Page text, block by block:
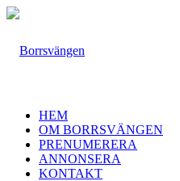
HEM
OM BORRSVÄNGEN
PRENUMERERA
ANNONSERA
KONTAKT